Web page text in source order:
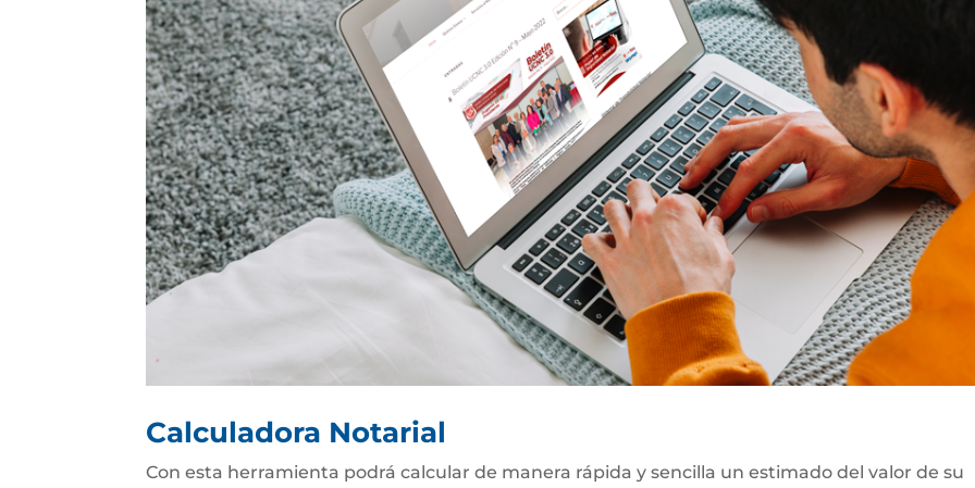
Calculadora Notarial
Con esta herramienta podrá calcular de manera rápida y sencilla un estimado del valor de su